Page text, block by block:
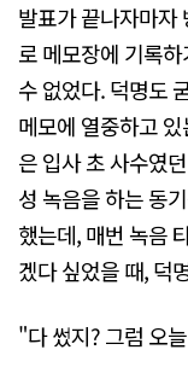
발표가 끝나자마자
로 메모장에 기록
수 없었다. 덕명도
메모에 열중하고
은 입사 초 사수였
성 녹음을 하는 동
했는데, 매번 녹음
겠다 싶었을 때, 덕
"다 썼지? 그럼 오